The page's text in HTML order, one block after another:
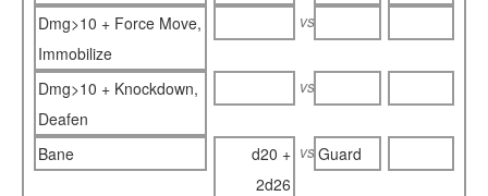
Dmg>10 + Force Move,
Immobilize
vs
Dmg>10 + Knockdown,
Deafen
vs
Bane
d20 +
2d26
vs Guard